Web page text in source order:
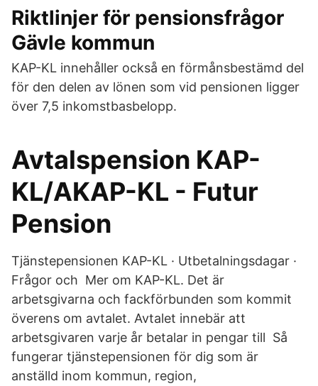
Riktlinjer för pensionsfrågor
Gävle kommun
KAP-KL innehåller också en förmånsbestämd del
för den delen av lönen som vid pensionen ligger
över 7,5 inkomstbasbelopp.
Avtalspension KAP-
KL/AKAP-KL - Futur
Pension
Tjänstepensionen KAP-KL · Utbetalningsdagar ·
Frågor och Mer om KAP-KL. Det är
arbetsgivarna och fackförbunden som kommit
överens om avtalet. Avtalet innebär att
arbetsgivaren varje år betalar in pengar till Så
fungerar tjänstepensionen för dig som är
anställd inom kommun, region,